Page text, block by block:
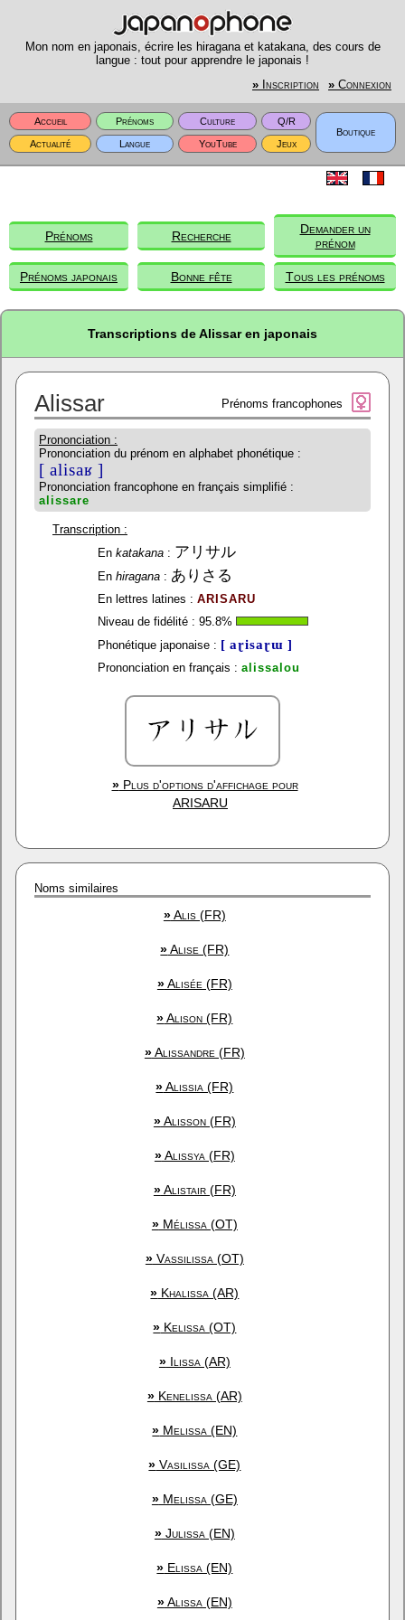
Mon nom en japonais, écrire les hiragana et katakana, des cours de
langue : tout pour apprendre le japonais !
» Inscription » Connexion
Accueil Prénoms Culture
Q/R
Boutique
Actualité
Langue YouTube Jeux
Prénoms Recherche
Demander un
prénom
Prénoms japonais Bonne fête Tous les prénoms
Transcriptions de Alissar en japonais
Alissar Prénoms francophones
Prononciation :
Prononciation du prénom en alphabet phonétique :
[ alisaʁ ]
Prononciation francophone en français simplifié :
alissare
Transcription :
En katakana: アリサル
En hiragana: ありさる
En lettres latines : ARISARU
Niveau de fidélité : 95.8%
Phonétique japonaise : [ aɽisaɽɯ ]
Prononciation en français : alissalou
»Plus d'options d'affichage pour
ARISARU
Noms similaires
»Alis (FR)
»Alise (FR)
»Alisée (FR)
»Alison (FR)
»Alissandre (FR)
»Alissia (FR)
»Alisson (FR)
»Alissya (FR)
»Alistair (FR)
»Mélissa (OT)
»Vassilissa (OT)
» Khalissa (AR)
» Kelissa (OT)
»Ilissa (AR)
»Kenelissa (AR)
» Melissa (EN)
» Vasilissa (GE)
»Melissa (GE)
»Julissa (EN)
» Elissa (EN)
»Alissa (EN)